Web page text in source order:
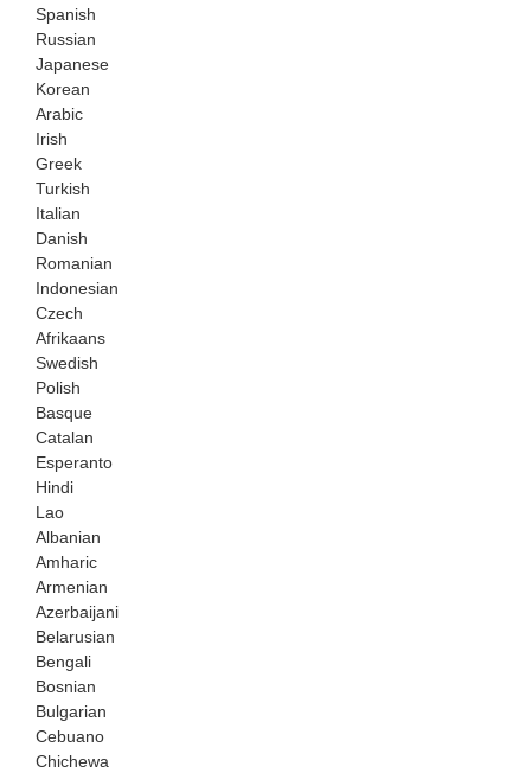
Spanish
Russian
Japanese
Korean
Arabic
Irish
Greek
Turkish
Italian
Danish
Romanian
Indonesian
Czech
Afrikaans
Swedish
Polish
Basque
Catalan
Esperanto
Hindi
Lao
Albanian
Amharic
Armenian
Azerbaijani
Belarusian
Bengali
Bosnian
Bulgarian
Cebuano
Chichewa